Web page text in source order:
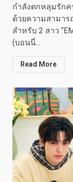
กำลังตกหลุมรักค
ด้วยความสามาร
สำหรับ 2 สาว
(บอนนี่...
Read More